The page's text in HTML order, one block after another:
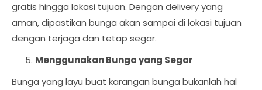
gratis hingga lokasi tujuan. Dengan delivery yang
aman, dipastikan bunga akan sampai di lokasi tujuan
dengan terjaga dan tetap segar.
Menggunakan Bunga yang Segar
Bunga yang layu buat karangan bunga bukanlah hal